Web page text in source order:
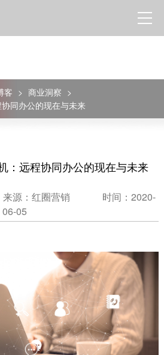
客 > 商业洞察 >
同办公的现在与未来
：远程协同办公的现在与未来
来源：红圈营销
时间：2020-
06-05